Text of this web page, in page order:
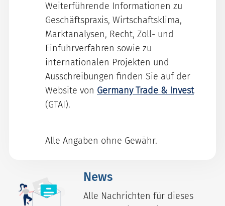
Weiterführende Informationen zu
Geschäftspraxis, Wirtschaftsklima,
Marktanalysen, Recht, Zoll- und
Einfuhrverfahren sowie zu
internationalen Projekten und
Ausschreibungen finden Sie auf der
Website von Germany Trade & Invest
(GTAI).
Alle Angaben ohne Gewähr.
News
Alle Nachrichten für dieses